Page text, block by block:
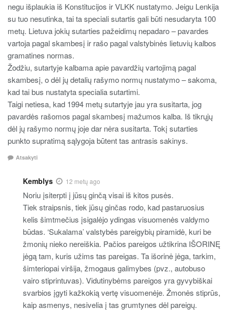
negu išplaukia iš Konstitucijos ir VLKK nustatymo. Jeigu Lenkija
su tuo nesutinka, tai ta speciali sutartis gali būti nesudaryta 100
metų. Lietuva jokių sutarties pažeidimų nepadaro – pavardes
vartoja pagal skambesį ir rašo pagal valstybinės lietuvių kalbos
gramatines normas.
Žodžiu, sutartyje kalbama apie pavardžių vartojimą pagal
skambesį, o dėl jų detalių rašymo normų nustatymo – sakoma,
kad tai bus nustatyta specialia sutartimi.
Taigi netiesa, kad 1994 metų sutartyje jau yra susitarta, jog
pavardės rašomos pagal skambesį mažumos kalba. Iš tikrųjų
dėl jų rašymo normų joje dar nėra susitarta. Tokį sutarties
punkto supratimą sąlygoja būtent tas antrasis sakinys.
Atsakyti
Kemblys 12 metų ago
Noriu įsiterpti į jūsų ginčą visai iš kitos pusės.
Tiek straipsnis, tiek jūsų ginčas rodo, kad pastaruosius
kelis šimtmečius įsigalėjo ydingas visuomenės valdymo
būdas. ‘Sukalama’ valstybės pareigybių piramidė, kuri be
žmonių nieko nereiškia. Pačios pareigos užtikrina IŠORINĘ
jėgą tam, kuris užims tas pareigas. Ta išorinė jėga, tarkim,
šimteriopai viršija, žmogaus galimybes (pvz., autobuso
vairo stiprintuvas). Vidutinybėms pareigos yra gyvybiškai
svarbios įgyti kažkokią vertę visuomenėje. Žmonės stiprūs,
kaip asmenys, nesivelia į tas grumtynes dėl pareigų.